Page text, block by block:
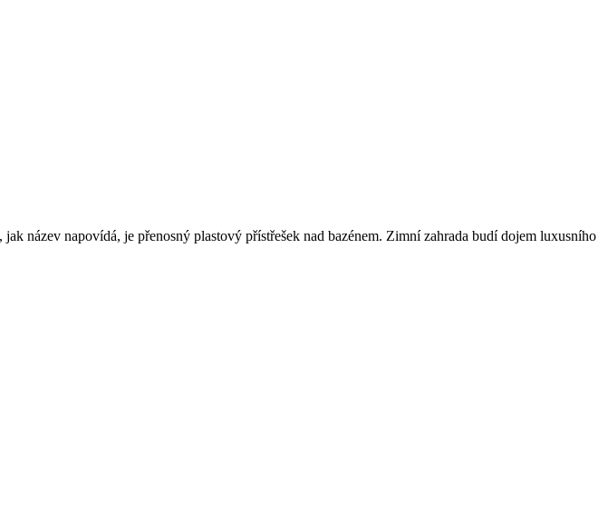
název napovídá, je přenosný plastový přístřešek nad bazénem. Zimní zahrada budí dojem luxusního